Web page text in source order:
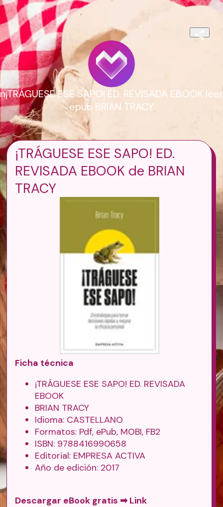
n¡TRÁGUESE ESE SAPO! ED. REVISADA EBOOK leer
epub BRIAN TRACY
¡TRÁGUESE ESE SAPO! ED.
REVISADA EBOOK de BRIAN
TRACY
Ficha técnica
¡TRÁGUESE ESE SAPO! ED. REVISADA
EBOOK
BRIAN TRACY
Idioma: CASTELLANO
Formatos: Pdf, ePub, MOBI, FB2
ISBN: 9788416990658
Editorial: EMPRESA ACTIVA
Año de edición: 2017
Descargar eBook gratis ➡Link